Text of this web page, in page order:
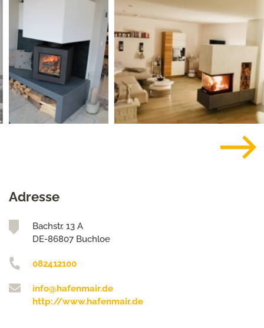
Adresse
Bachstr. 13 A
DE-86807 Buchloe
082412100
info@hafenmair.de
http://www.hafenmair.de